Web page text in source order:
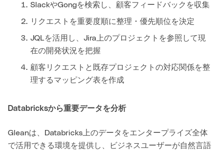
SlackやGongを検索し、顧客フィードバックを収集
リクエストを重要度順に整理・優先順位を決定
JQLを活用し、Jira上のプロジェクトを参照して現
在の開発状況を把握
顧客リクエストと既存プロジェクトの対応関係を整
理するマッピング表を作成
Databricksから重要データを分析
Gleanは、Databricks上のデータをエンタープライズ全体
で活用できる環境を提供し、ビジネスユーザーが自然言語